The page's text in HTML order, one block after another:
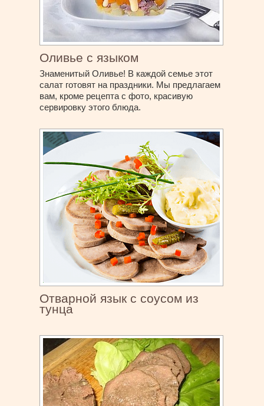
Оливье с языком
Знаменитый Оливье! В каждой семье этот
салат готовят на праздники. Мы предлагаем
вам, кроме рецепта с фото, красивую
сервировку этого блюда.
Отварной язык с соусом из
тунца